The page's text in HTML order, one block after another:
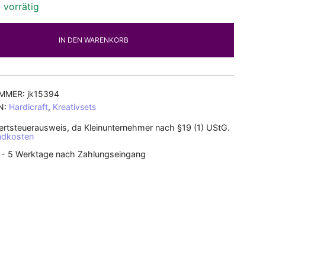
vorrätig
IN DEN WARENKORB
jk15394
Hardicraft, Kreativsets
da Kleinunternehmer nach §19 (1) UStG.
5 Werktage nach Zahlungseingang